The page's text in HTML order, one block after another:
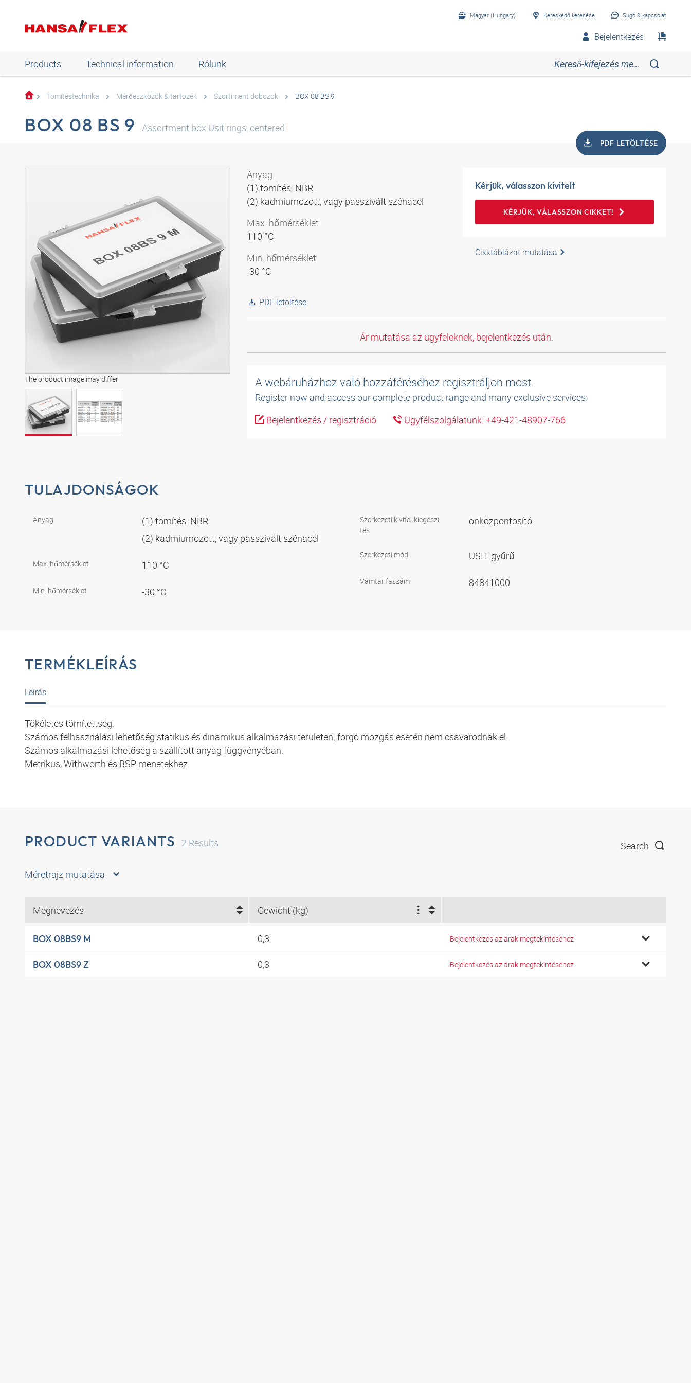
Magyar (Hungary) Kereskedő keresése Súgó & kapcsolat
Bejelentkezés
Products Technical information Rólunk
Tömítéstechnika Mérőeszközök & tartozék Szortiment dobozok BOX 08 BS 9
BOX 08 BS 9 Assortment box Usit rings, centered
PDF LETÖLTÉSE
The product image may differ
Anyag
(1) tömítés: NBR
(2) kadmiumozott, vagy passzivált szénacél
Max. hőmérséklet
110 °C
Min. hőmérséklet
-30 °C
PDF letöltése
Kérjük, válasszon kivitelt
KÉRJÜK, VÁLASSZON CIKKET!
Cikktáblázat mutatása
Ár mutatása az ügyfeleknek, bejelentkezés után.
A webáruházhoz való hozzáféréséhez regisztráljon most.
Register now and access our complete product range and many exclusive services.
Bejelentkezés / regisztráció
Ügyfélszolgálatunk: +49-421-48907-766
TULAJDONSÁGOK
Anyag
(1) tömítés: NBR
(2) kadmiumozott, vagy passzivált szénacél
Max. hőmérséklet 110 °C
Min. hőmérséklet -30 °C
Szerkezeti kivitel-kiegészí
tés
önközpontosító
Szerkezeti mód USIT gyűrű
Vámtarifaszám 84841000
TERMÉKLEÍRÁS
Leírás
Tökéletes tömítettség.
Számos felhasználási lehetőség statikus és dinamikus alkalmazási területen; forgó mozgás esetén nem csavarodnak el.
Számos alkalmazási lehetőség a szállított anyag függvényéban.
Metrikus, Withworth és BSP menetekhez.
PRODUCT VARIANTS 2 Results Search
Méretrajz mutatása
Megnevezés Gewicht (kg)
BOX 08BS9 M 0,3 Bejelentkezés az árak megtekintéséhez
BOX 08BS9 Z 0,3 Bejelentkezés az árak megtekintéséhez